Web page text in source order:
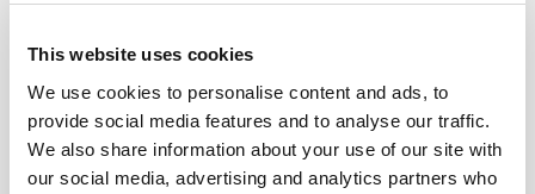
This website uses cookies
We use cookies to personalise content and ads, to
provide social media features and to analyse our traffic.
We also share information about your use of our site with
our social media, advertising and analytics partners who